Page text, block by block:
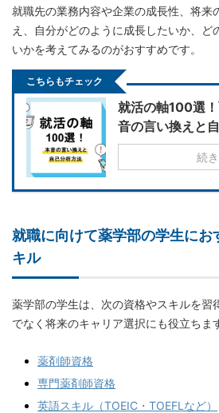
就職先の業務内容や企業の成長性、将来
え、自分がどのように成長したいか、ど
いかを考えてみるのがおすすめです。
こちらもチェック
就活の軸100選
音の言い換えと
続
就職に向けて薬学部の学生にお
キル
薬学部の学生は、次の資格やスキルを習
でなく将来のキャリア選択にも役立ちま
薬剤師資格
専門薬剤師資格
英語スキル（TOEIC・TOEFLなど）